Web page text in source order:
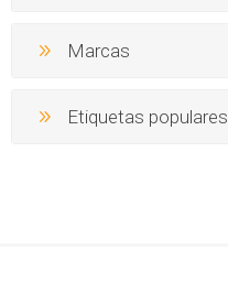
Marcas
Etiquetas populares